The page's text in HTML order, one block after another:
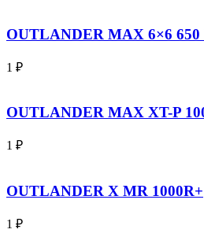
OUTLANDER MAX 6×6 650
1 ₽
OUTLANDER MAX XT-P
1 ₽
OUTLANDER X MR 1000R+
1 ₽